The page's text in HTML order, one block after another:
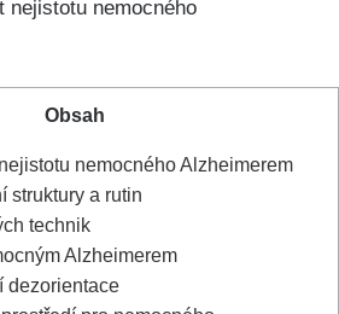
Obsah
nemocného Alzheimerem
struktury a rutin
technik
Alzheimerem
dezorientace